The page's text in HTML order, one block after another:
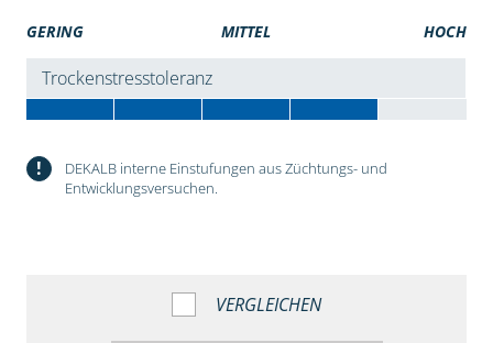
GERING MITTEL HOCH
Trockenstresstoleranz
!
DEKALB interne Einstufungen aus Züchtungs- und
Entwicklungsversuchen.
VERGLEICHEN